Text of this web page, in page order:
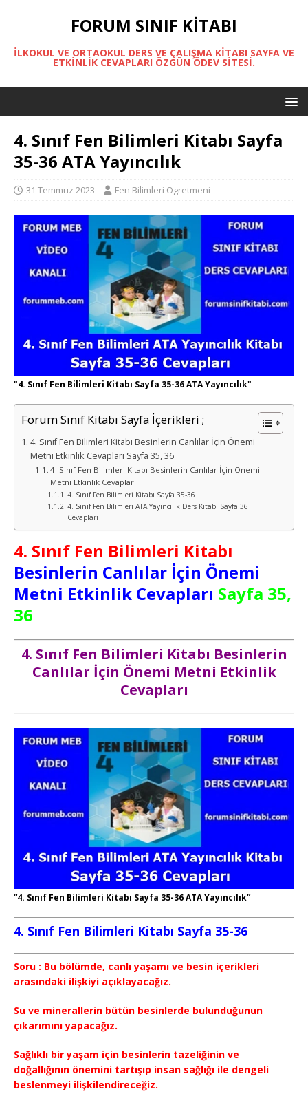
FORUM SINIF KITABI
İLKOKUL VE ORTAOKUL DERS VE ÇALIŞMA KITABI SAYFA VE
ETKINLIK CEVAPLARI ÖZGÜN ÖDEV SITESI.
4. Sınıf Fen Bilimleri Kitabı Sayfa
35-36 ATA Yayıncılık
31 Temmuz 2023 Fen Bilimleri Ogretmeni
"4. Sınıf Fen Bilimleri Kitabı Sayfa 35-36 ATA Yayıncılık"
Forum Sınıf Kitabı Sayfa İçerikleri ;
4. Sınıf Fen Bilimleri Kitabı Besinlerin Canlılar İçin Önemi
Metni Etkinlik Cevapları Sayfa 35, 36
4. Sınıf Fen Bilimleri Kitabı Besinlerin Canlılar İçin Önemi
Metni Etkinlik Cevapları
4. Sınıf Fen Bilimleri Kitabı Sayfa 35-36
4. Sınıf Fen Bilimleri ATA Yayıncılık Ders Kitabı Sayfa 36
Cevapları
4. Sınıf Fen Bilimleri Kitabı
Besinlerin Canlılar İçin Önemi
Metni Etkinlik Cevapları Sayfa 35,
36
4. Sınıf Fen Bilimleri Kitabı Besinlerin
Canlılar İçin Önemi Metni Etkinlik
Cevapları
“4. Sınıf Fen Bilimleri Kitabı Sayfa 35-36 ATA Yayıncılık”
4. Sınıf Fen Bilimleri Kitabı Sayfa 35-36
Soru : Bu bölümde, canlı yaşamı ve besin içerikleri
arasındaki ilişkiyi açıklayacağız.
Su ve minerallerin bütün besinlerde bulunduğunun
çıkarımını yapacağız.
Sağlıklı bir yaşam için besinlerin tazeliğinin ve
doğallığının önemini tartışıp insan sağlığı ile dengeli
beslenmeyi ilişkilendireceğiz.